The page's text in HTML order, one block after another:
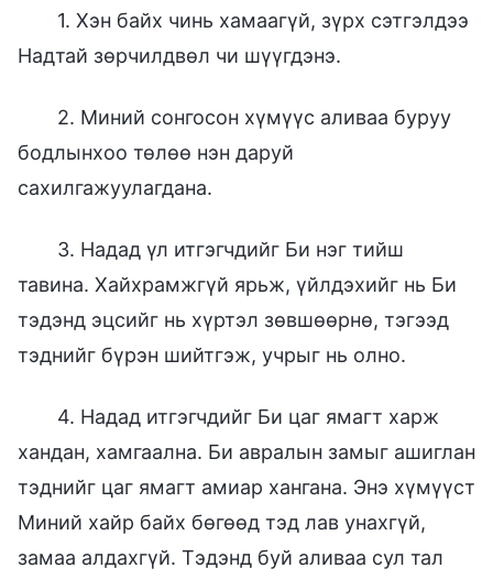
1. Хэн байх чинь хамаагүй, зүрх сэтгэлдээ
Надтай зөрчилдвөл чи шүүгдэнэ.
2. Миний сонгосон хүмүүс аливаа буруу
бодлынхоо төлөө нэн даруй
сахилгажуулагдана.
3. Надад үл итгэгчдийг Би нэг тийш
тавина. Хайхрамжгүй ярьж, үйлдэхийг нь Би
тэдэнд эцсийг нь хүртэл зөвшөөрнө, тэгээд
тэднийг бүрэн шийтгэж, учрыг нь олно.
4. Надад итгэгчдийг Би цаг ямагт харж
хандан, хамгаална. Би авралын замыг ашиглан
тэднийг цаг ямагт амиар хангана. Энэ хүмүүст
Миний хайр байх бөгөөд тэд лав унахгүй,
замаа алдахгүй. Тэдэнд буй аливаа сул тал